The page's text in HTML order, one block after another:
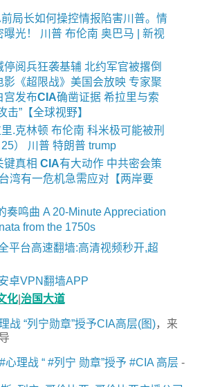
前局长如何操控情报陷害川普。情
光！ 川普 布伦南 奥巴马 | 新视
阅兵狂袭基辅 北约军官被撂倒
影《超限战》美国会放映 专家聚
宫发布CIA确凿证据 希拉里与索
击”【全球视野】
.克林顿 布伦南 科米极可能被刑
） 川普 特朗普 trump
键真相 CIA有大动作 中共密会策
湾有一危机急需应对【两岸要
奏鸣曲 A 20-Minute Appreciation
from the 1750s
平台高速翻墙:高清视频秒开,超
卓VPN翻墙APP
化| 治国大道
战 “列宁勋章”授予CIA高层(图)，来
心理战 “ #列宁 勋章”授予 #CIA 高层 -